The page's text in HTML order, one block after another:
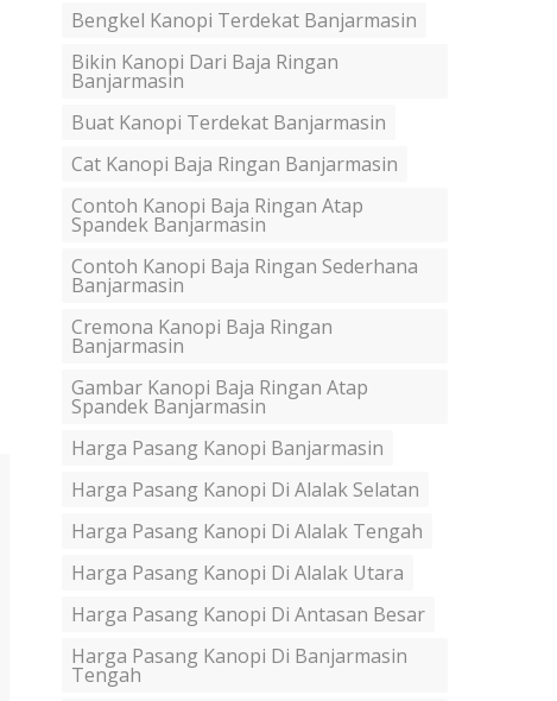
Bengkel Kanopi Terdekat Banjarmasin
Bikin Kanopi Dari Baja Ringan
Banjarmasin
Buat Kanopi Terdekat Banjarmasin
Cat Kanopi Baja Ringan Banjarmasin
Contoh Kanopi Baja Ringan Atap
Spandek Banjarmasin
Contoh Kanopi Baja Ringan Sederhana
Banjarmasin
Cremona Kanopi Baja Ringan
Banjarmasin
Gambar Kanopi Baja Ringan Atap
Spandek Banjarmasin
Harga Pasang Kanopi Banjarmasin
Harga Pasang Kanopi Di Alalak Selatan
Harga Pasang Kanopi Di Alalak Tengah
Harga Pasang Kanopi Di Alalak Utara
Harga Pasang Kanopi Di Antasan Besar
Harga Pasang Kanopi Di Banjarmasin
Tengah